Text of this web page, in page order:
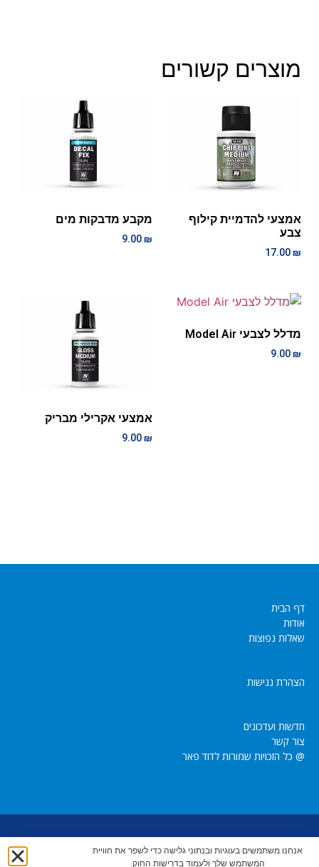
מוצרים קשורים
אמצעי להדמיית קילוף
צבע
17.00₪
מקבע מדבקות מים
9.00₪
מדלל לצבעי Model Air
9.00₪
אמצעי אקרילי מבריק
9.00₪
דף הבית
אודות
שאלות נפוצות
הצהרת נגישות
חדשות ועדכונים
צור קשר
@ כל הזכויות שמורות לדוד פאר
|
054-4504074 |
dpeer1947@gmail.comאנחנו משתמשים בעוגיות ובנתוני גלישה כדי לשפר את חוויית
המשתמש שלך ולעמוד בדרישות החוק.